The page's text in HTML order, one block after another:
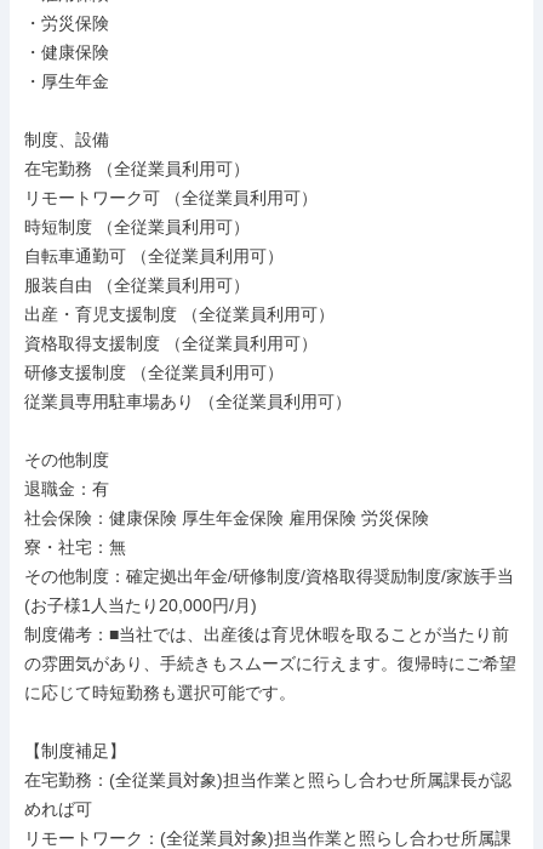
・労災保険
・健康保険
・厚生年金
制度、設備
在宅勤務 （全従業員利用可）
リモートワーク可 （全従業員利用可）
時短制度 （全従業員利用可）
自転車通勤可 （全従業員利用可）
服装自由 （全従業員利用可）
出産・育児支援制度 （全従業員利用可）
資格取得支援制度 （全従業員利用可）
研修支援制度 （全従業員利用可）
従業員専用駐車場あり （全従業員利用可）
その他制度
退職金：有
社会保険：健康保険 厚生年金保険 雇用保険 労災保険
寮・社宅：無
その他制度：確定拠出年金/研修制度/資格取得奨励制度/家族手当
(お子様1人当たり20,000円/月)
制度備考：■当社では、出産後は育児休暇を取ることが当たり前
の雰囲気があり、手続きもスムーズに行えます。復帰時にご希望
に応じて時短勤務も選択可能です。
【制度補足】
在宅勤務：(全従業員対象)担当作業と照らし合わせ所属課長が認
めれば可
リモートワーク：(全従業員対象)担当作業と照らし合わせ所属課